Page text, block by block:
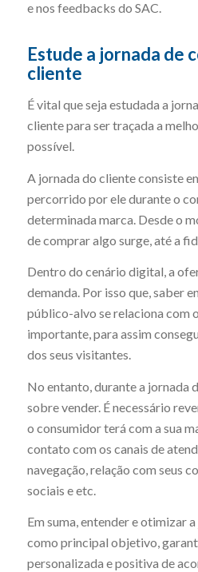
e nos feedbacks do SAC.
Estude a jornada de
cliente
É vital que seja estudada a
cliente para ser traçada a
possível.
A jornada do cliente consiste
percorrido por ele durante o
determinada marca. Desde o
de comprar algo surge, até a
Dentro do cenário digital, a
demanda. Por isso que, saber
público-alvo se relaciona com
importante, para assim
dos seus visitantes.
No entanto, durante a jornada
sobre vender. É necessário
o consumidor terá com a sua
contato com os canais de
navegação, relação com seus
sociais e etc.
Em suma, entender e otimizar
como principal objetivo,
personalizada e positiva de